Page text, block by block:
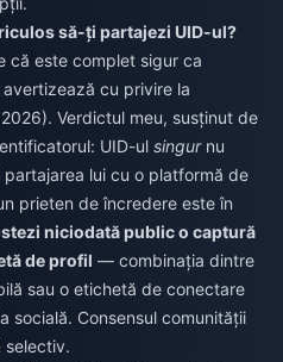
să-ți partajezi UID-ul?
că este complet sigur ca
cu privire la
Verdictul meu, susținut de
UID-ul singurnu
lui cu o platformă de
prieten de încredere este în
niciodată public o captură
de profil — combinația dintre
sau o etichetă de conectare
socială. Consensul comunității
selectiv.